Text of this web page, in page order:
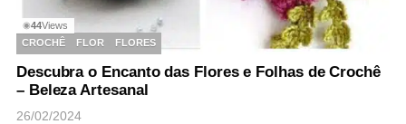
◉44Views
CROCHÊ
FLOR FLORES
Descubra o Encanto das Flores e Folhas de Crochê
– Beleza Artesanal
26/02/2024